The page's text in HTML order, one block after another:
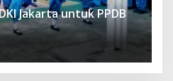
Jakarta untuk PPDB